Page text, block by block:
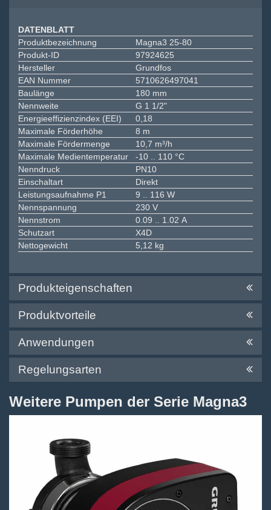
DATENBLATT
Produktbezeichnung
Magna3 25-80
Produkt-ID
97924625
Hersteller
Grundfos
EAN Nummer
5710626497041
Baulänge
180 mm
Nennweite
G 1 1/2"
Energieeffizienzindex (EEI)
0,18
Maximale Förderhöhe
8 m
Maximale Fördermenge
10,7 m³/h
Maximale Medientemperatur
-10 .. 110 °C
Nenndruck
PN10
Einschaltart
Direkt
Leistungsaufnahme P1
9 .. 116 W
Nennspannung
230 V
Nennstrom
0.09 .. 1.02 A
Schutzart
X4D
Nettogewicht
5,12 kg
Produkteigenschaften
Produktvorteile
Anwendungen
Regelungsarten
Weitere Pumpen der Serie Magna3